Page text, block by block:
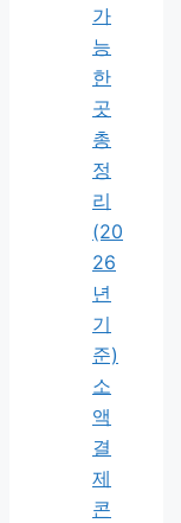
가
능
한
곳
총
정
리
(20
26
년
기
준)
소
액
결
제
콘